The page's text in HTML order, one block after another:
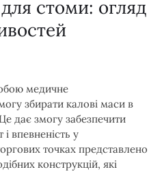
стоми: огляд
медичне
збирати калові маси в
дає змогу забезпечити
впевненість у
точках представлено
конструкцій, які